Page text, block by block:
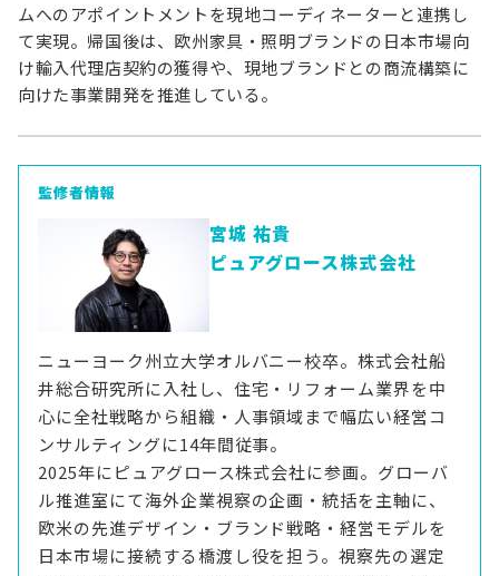
ムへのアポイントメントを現地コーディネーターと連携し
て実現。帰国後は、欧州家具・照明ブランドの日本市場向
け輸入代理店契約の獲得や、現地ブランドとの商流構築に
向けた事業開発を推進している。
監修者情報
宮城 祐貴
ピュアグロース株式会社
ニューヨーク州立大学オルバニー校卒。株式会社船
井総合研究所に入社し、住宅・リフォーム業界を中
心に全社戦略から組織・人事領域まで幅広い経営コ
ンサルティングに14年間従事。
2025年にピュアグロース株式会社に参画。グローバ
ル推進室にて海外企業視察の企画・統括を主軸に、
欧米の先進デザイン・ブランド戦略・経営モデルを
日本市場に接続する橋渡し役を担う。視察先の選定